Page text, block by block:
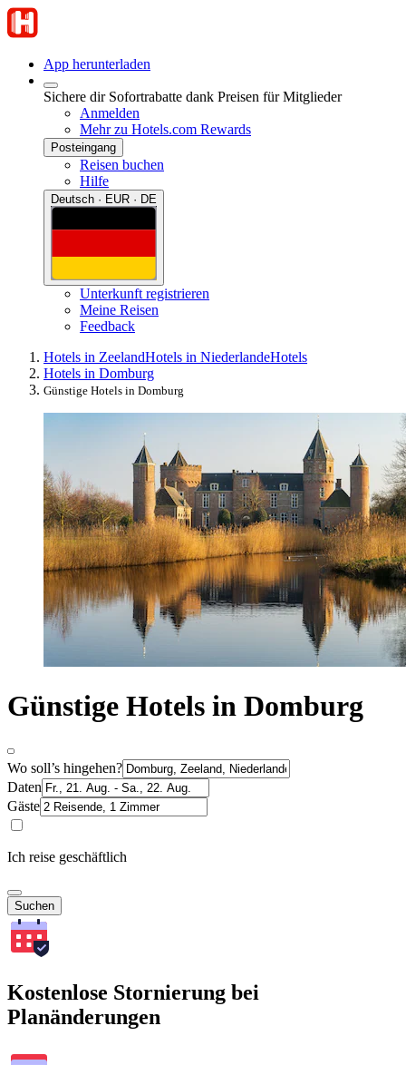
App herunterladen
Sichere dir Sofortrabatte dank Preisen für Mitglieder
Anmelden
Mehr zu Hotels.com Rewards
Posteingang
Reisen buchen
Hilfe
Deutsch · EUR · DE
Unterkunft registrieren
Meine Reisen
Feedback
Hotels in ZeelandHotels in NiederlandeHotels
Hotels in Domburg
Günstige Hotels in Domburg
Günstige Hotels in Domburg
Wo soll’s hingehen?
Daten
Gäste
Ich reise geschäftlich
Suchen
Kostenlose Stornierung bei
Planänderungen